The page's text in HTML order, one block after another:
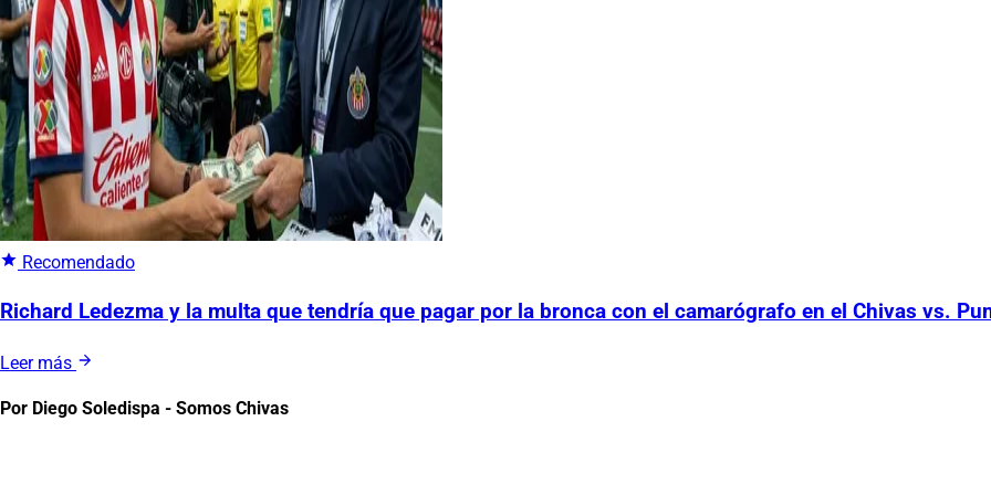
Recomendado
Richard Ledezma y la multa que tendría que pagar por la bronca con el camarógrafo en el Chivas vs.
Leer más
Por Diego Soledispa - Somos Chivas